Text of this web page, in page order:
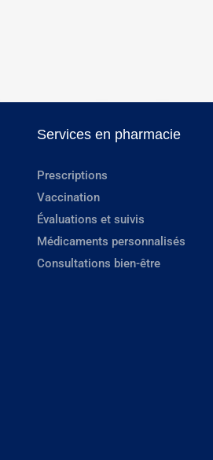
Services en pharmacie
Prescriptions
Vaccination
Évaluations et suivis
Médicaments personnalisés
Consultations bien-être